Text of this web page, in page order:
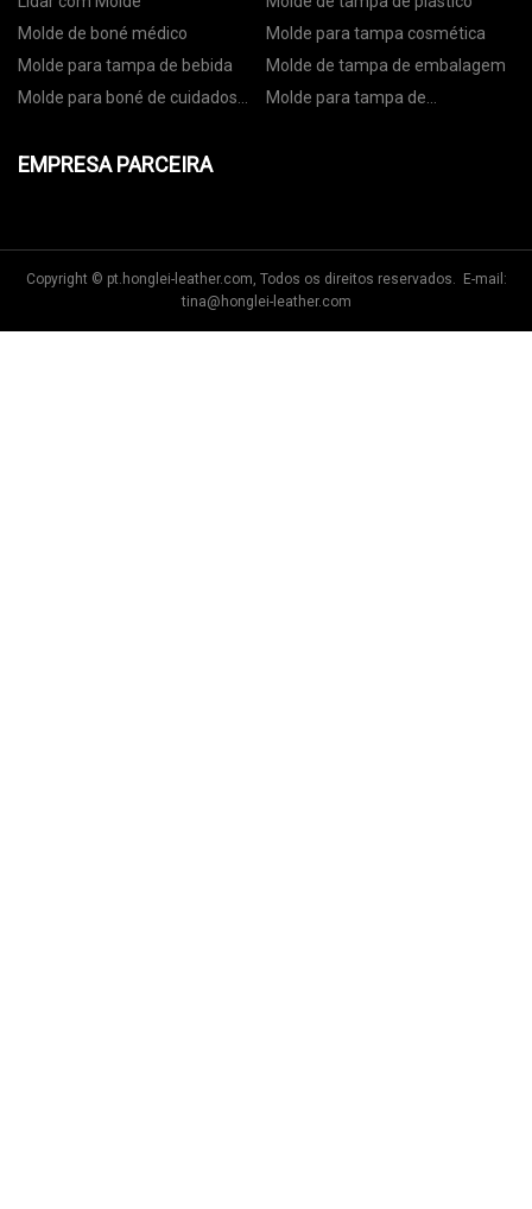
Molde de boné médico
Molde para tampa cosmética
Molde para tampa de bebida
Molde de tampa de embalagem
Molde para boné de cuidados
Molde para tampa de
EMPRESA PARCEIRA
Copyright © pt.honglei-leather.com, Todos os direitos reservados. E-mail:
tina@honglei-leather.com